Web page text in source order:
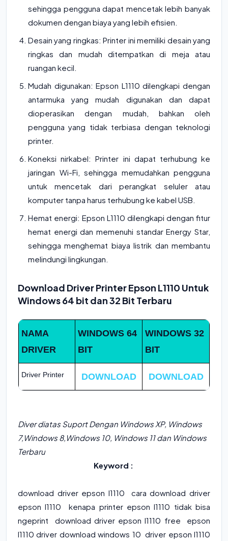
sehingga pengguna dapat mencetak lebih banyak
dokumen dengan biaya yang lebih efisien.
Desain yang ringkas: Printer ini memiliki desain yang
ringkas dan mudah ditempatkan di meja atau
ruangan kecil.
Mudah digunakan: Epson L1110 dilengkapi dengan
antarmuka yang mudah digunakan dan dapat
dioperasikan dengan mudah, bahkan oleh
pengguna yang tidak terbiasa dengan teknologi
printer.
Koneksi nirkabel: Printer ini dapat terhubung ke
jaringan Wi-Fi, sehingga memudahkan pengguna
untuk mencetak dari perangkat seluler atau
komputer tanpa harus terhubung ke kabel USB.
Hemat energi: Epson L1110 dilengkapi dengan fitur
hemat energi dan memenuhi standar Energy Star,
sehingga menghemat biaya listrik dan membantu
melindungi lingkungan.
Download Driver Printer Epson L1110 Untuk
Windows 64 bit dan 32 Bit Terbaru
NAMA
DRIVER
WINDOWS 64
BIT
WINDOWS 32
BIT
Driver Printer DOWNLOAD DOWNLOAD
Diver diatas Suport Dengan Windows XP, Windows
7,Windows 8,Windows 10, Windows 11 dan Windows
Terbaru
Keyword :
download driver epson l1110 cara download driver
epson l1110 kenapa printer epson l1110 tidak bisa
ngeprint download driver epson l1110 free epson
l1110 driver download windows 10 driver epson l1110